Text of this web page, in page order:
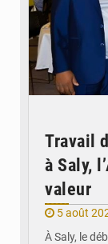
Travail
à Saly,
valeur
5 août
À Saly, le